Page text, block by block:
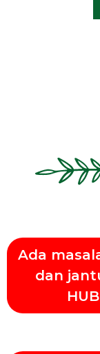
Ada
dan